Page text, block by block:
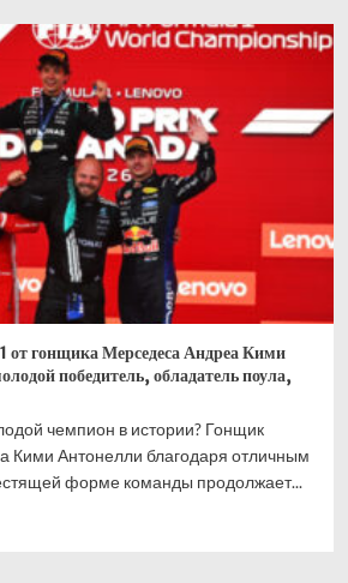
гонщика Мерседеса Андреа Кими
победитель, обладатель поула,
чемпион в истории? Гонщик
Кими Антонелли благодаря отличным
форме команды продолжает...